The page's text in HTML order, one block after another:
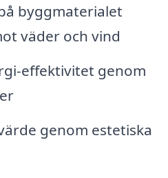
byggmaterialet
väder och vind
effektivitet genom
genom estetiska